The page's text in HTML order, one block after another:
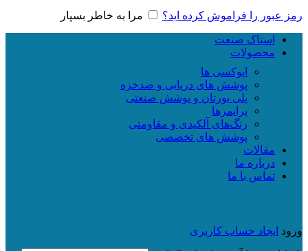
رمز عبور را فراموش کرده اید؟ مرا به خاطر بسپار
استاک صنعت
محصولات
اپوکسی ها
پوشش های دریایی و ضدخزه
پلی یورتان و پوشش صنعتی
پرایمرها
رنگ‌های آلکیدی و مقاومتی
پوشش های تخصصی
مقالات
درباره ما
تماس با ما
ورود ایجاد حساب کاربری